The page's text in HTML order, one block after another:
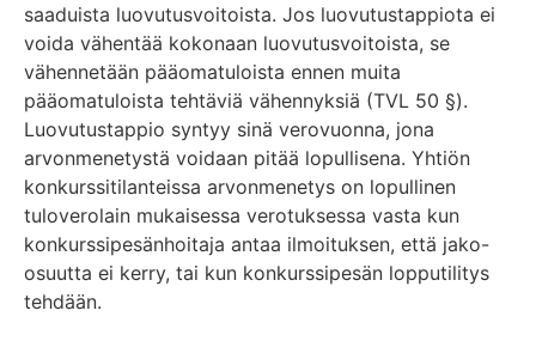
saaduista luovutusvoitoista. Jos luovutustappiota ei
voida vähentää kokonaan luovutusvoitoista, se
vähennetään pääomatuloista ennen muita
pääomatuloista tehtäviä vähennyksiä (TVL 50 §).
Luovutustappio syntyy sinä verovuonna, jona
arvonmenetystä voidaan pitää lopullisena. Yhtiön
konkurssitilanteissa arvonmenetys on lopullinen
tuloverolain mukaisessa verotuksessa vasta kun
konkurssipesänhoitaja antaa ilmoituksen, että jako-
osuutta ei kerry, tai kun konkurssipesän lopputilitys
tehdään.